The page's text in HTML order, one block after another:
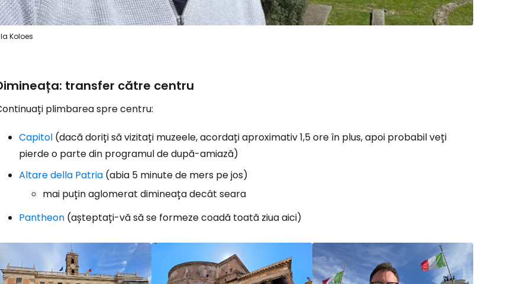
la Koloes
transfer către centru
plimbarea spre centru:
Capitol (dacă doriți să vizitați muzeele, acordați aproximativ 1,5 ore în plus, apoi probabil veți
pierde o parte din programul de după-amiază)
Altare della Patria (abia 5 minute de mers pe jos)
mai puțin aglomerat dimineața decât seara
Pantheon (așteptați-vă să se formeze coadă toată ziua aici)